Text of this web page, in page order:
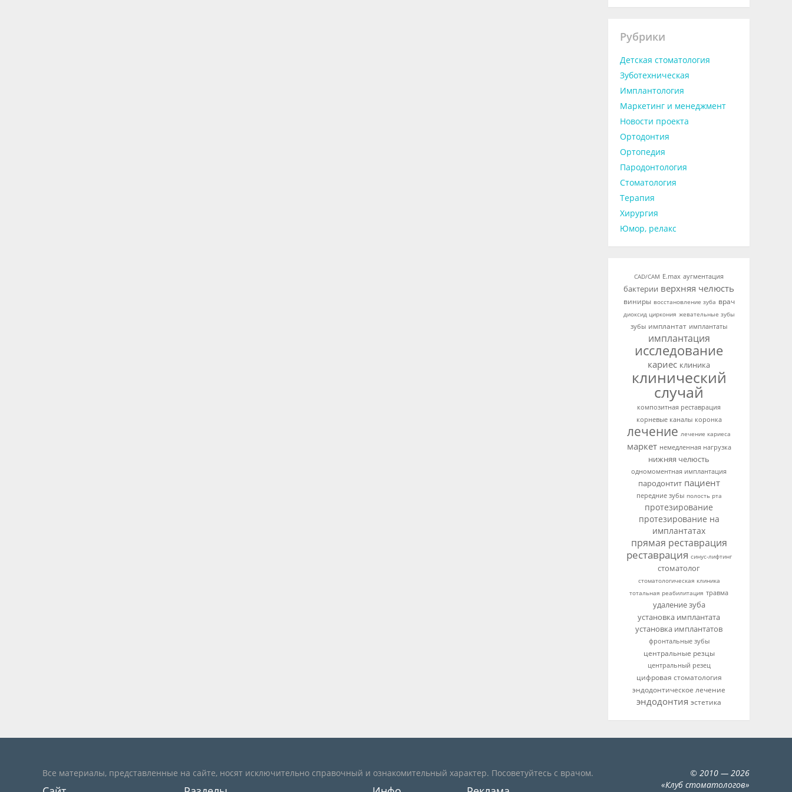
Рубрики
Детская стоматология
Зуботехническая
Имплантология
Маркетинг и менеджмент
Новости проекта
Ортодонтия
Ортопедия
Пародонтология
Стоматология
Терапия
Хирургия
Юмор, релакс
CAD/CAM E.max аугментация
бактерии верхняя челюсть
виниры восстановление зуба врач
диоксид циркония жевательные зубы
зубы имплантат имплантаты
имплантация
исследование
кариес клиника
клинический
случай
композитная реставрация
корневые каналы коронка
лечение лечение кариеса
маркет немедленная нагрузка
нижняя челюсть
одномоментная имплантация
пародонтит пациент
передние зубы полость рта
протезирование
протезирование на
имплантатах
прямая реставрация
реставрация синус-лифтинг
стоматолог
стоматологическая клиника
тотальная реабилитация травма
удаление зуба
установка имплантата
установка имплантатов
фронтальные зубы
центральные резцы
центральный резец
цифровая стоматология
эндодонтическое лечение
эндодонтия эстетика
Все материалы, представленные на сайте, носят исключительно справочный и ознакомительный характер. Посоветуйтесь с врачом. © 2010 — 2026
«Клуб стоматологов»